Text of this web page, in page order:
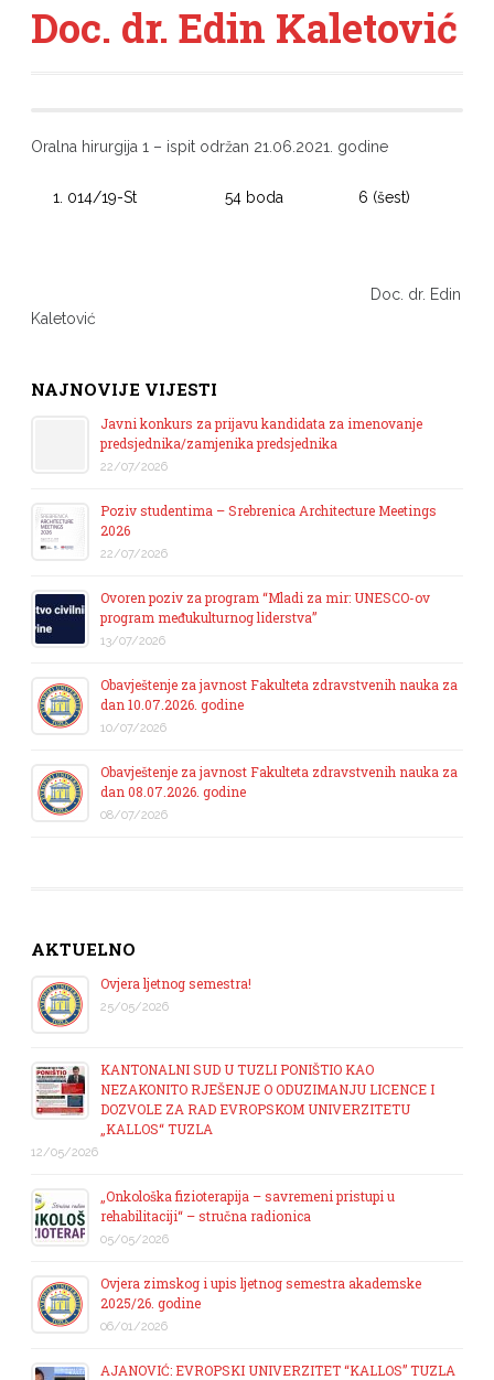
Doc. dr. Edin Kaletović
Oralna hirurgija 1 – ispit održan 21.06.2021. godine
014/19-St 54 boda 6 (šest)
Doc. dr. Edin
Kaletović
NAJNOVIJE VIJESTI
Javni konkurs za prijavu kandidata za imenovanje
predsjednika/zamjenika predsjednika
22/07/2026
Poziv studentima – Srebrenica Architecture Meetings
2026
22/07/2026
Ovoren poziv za program “Mladi za mir: UNESCO-ov
program međukulturnog liderstva”
13/07/2026
Obavještenje za javnost Fakulteta zdravstvenih nauka za
dan 10.07.2026. godine
10/07/2026
Obavještenje za javnost Fakulteta zdravstvenih nauka za
dan 08.07.2026. godine
08/07/2026
AKTUELNO
Ovjera ljetnog semestra!
25/05/2026
KANTONALNI SUD U TUZLI PONIŠTIO KAO
NEZAKONITO RJEŠENJE O ODUZIMANJU LICENCE I
DOZVOLE ZA RAD EVROPSKOM UNIVERZITETU
„KALLOS“ TUZLA
12/05/2026
„Onkološka fizioterapija – savremeni pristupi u
rehabilitaciji“ – stručna radionica
05/05/2026
Ovjera zimskog i upis ljetnog semestra akademske
2025/26. godine
06/01/2026
AJANOVIĆ: EVROPSKI UNIVERZITET “KALLOS” TUZLA